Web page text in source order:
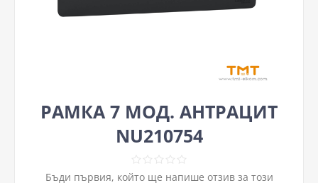
РАМКА 7 МОД. АНТРАЦИТ
NU210754
Бъди първия, който ще напише отзив за този